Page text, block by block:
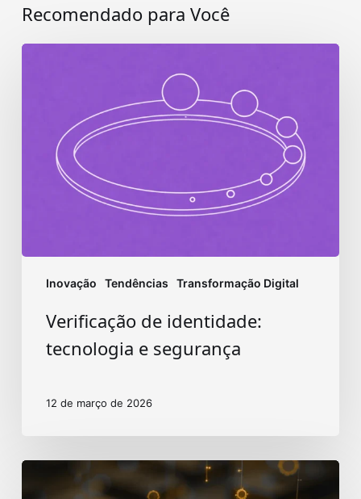
Recomendado para Você
Inovação Tendências Transformação Digital
segurança
Verificação de identidade:
tecnologia e segurança
12 de março de 2026
tecnológicas